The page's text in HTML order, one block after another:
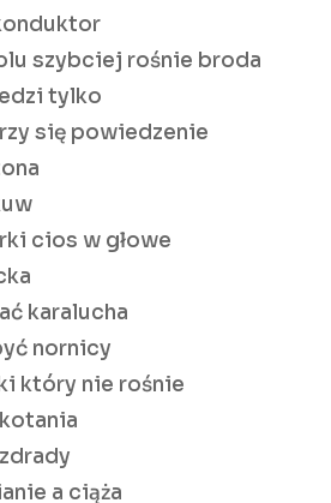
szybciej rośnie broda
tylko
się powiedzenie
cios w głowe
karalucha
nornicy
który nie rośnie
a ciąża